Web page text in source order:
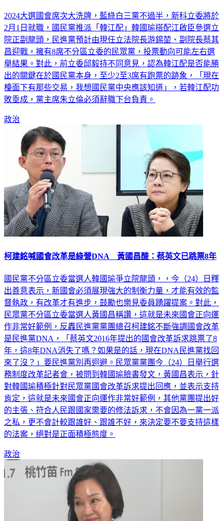
2024大選國會席次大洗牌，藍綠白三黨不過半，新科立委將於
2月1日就職，國民黨推派「韓江配」韓國瑜搭配江啟臣參選立
院正副龍頭，民進黨預計由現任立法院長游錫堃、副院長蔡其
昌迎戰，擁有8席不分區立委的民眾黨，投票動向可能左右選
舉結果。對此，前立委邱毅持不同意見，認為韓江配是否能勝
出的關鍵在於國民黨本身，至少2至3席有跑票的跡象，「現在
檯面下有那些交易，我想國民黨中央應該知道」，若韓江配功
敗垂成，黨主席朱立倫必須辭職下台負責。
政治
柯建銘喊國會改革是綠營DNA 黃國昌酸：蔡英文已跳票8年
國民黨不分區立委當選人韓國瑜爭立院龍頭，，今（24）日釋
出善意表示，新國會必須展現強大的制衡力量，才能有效的監
督執政，有改革才有進步，鼓勵也樂見委員踴躍提案。對此，
民眾黨不分區立委當選人黃國昌稱讚，這就是未來國會正向運
作非常好範例，反轟民進黨黨團總召柯建銘不斷強調國會改革
是民進黨DNA，「蔡英文2016年提出的國會改革訴求跳票了8
年，這8年DNA消失了嗎？如果是的話，現在DNA民進黨找回
來了沒？」要民進黨別再迴避。民眾黨黨團今（24）日舉行選
務制度改革記者會，被問到韓國瑜臉書發文，黃國昌表示，針
對韓國瑜積極針對民眾黨國會改革訴求提出回應，並表示支持
肯定，這就是未來國會正向運作非常好範例，其他黨團提出好
的主張、符合人民跟國家需要的修法訴求，不會因為一黨一派
之私，更不會計較跟誰好、跟誰不好，來決定要不要支持這樣
的法案，絕對是正面積極態度。
政治